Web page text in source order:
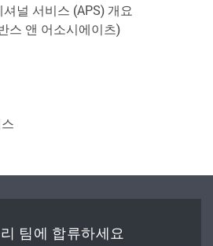
널 서비스 (APS) 개요
스 앤 어소시에이츠)
팀에 합류하세요